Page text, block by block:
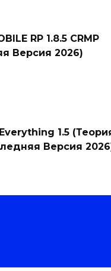
RP 1.8.5 CRMP
Версия 2026)
1.5
Версия